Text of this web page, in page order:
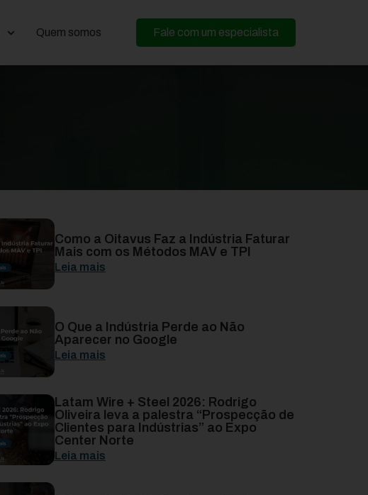
Quem somos Fale com um especialista
Como a Oitavus Faz a Indústria Faturar
Mais com os Métodos MAV e TPI
Leia mais
O Que a Indústria Perde ao Não
Aparecer no Google
Leia mais
Latam Wire + Steel 2026: Rodrigo
Oliveira leva a palestra “Prospecção de
Clientes para Indústrias” ao Expo
Center Norte
Leia mais